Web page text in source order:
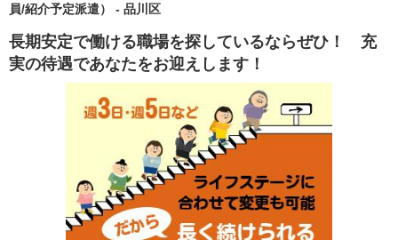
員/紹介予定派遣） - 品川区
長期安定で働ける職場を探しているならぜひ！ 充
実の待遇であなたをお迎えします！